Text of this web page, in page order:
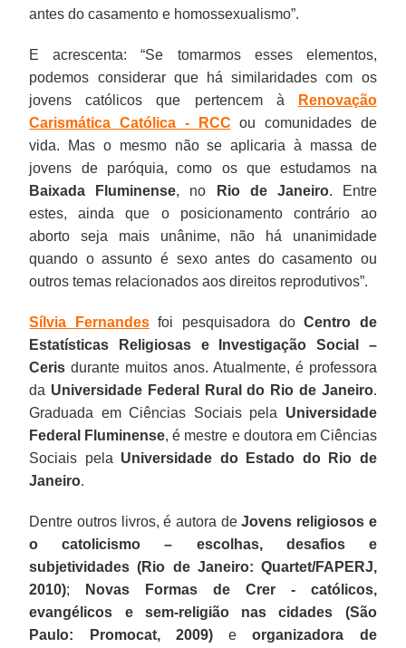
antes do casamento e homossexualismo”.
E acrescenta: “Se tomarmos esses elementos,
podemos considerar que há similaridades com os
jovens católicos que pertencem à
Renovação
Carismática Católica - RCC ou comunidades de
vida. Mas o mesmo não se aplicaria à massa de
jovens de paróquia, como os que estudamos na
Baixada Fluminense, no Rio de Janeiro. Entre
estes, ainda que o posicionamento contrário ao
aborto seja mais unânime, não há unanimidade
quando o assunto é sexo antes do casamento ou
outros temas relacionados aos direitos reprodutivos”.
Sílvia Fernandesfoi pesquisadora doCentro de
Estatísticas Religiosas e Investigação Social –
Ceris durante muitos anos. Atualmente, é professora
da Universidade Federal Rural do Rio de Janeiro.
Graduada em Ciências Sociais pela Universidade
Federal Fluminense, é mestre e doutora em Ciências
Sociais pela Universidade do Estado do Rio de
Janeiro.
Dentre outros livros, é autora deJovens religiosos e
o catolicismo – escolhas, desafios e
subjetividades (Rio de Janeiro: Quartet/FAPERJ,
2010);
Novas Formas de Crer - católicos,
evangélicos e sem-religião nas cidades (São
Paulo: Promocat, 2009)eorganizadora de